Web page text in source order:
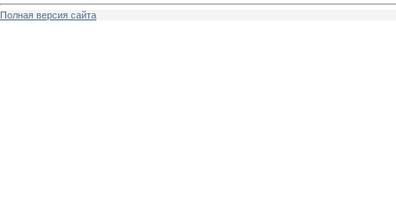
Полная версия сайта